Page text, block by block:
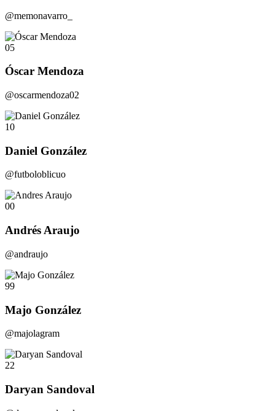
@memonavarro_
05
Óscar Mendoza
@oscarmendoza02
10
Daniel González
@futboloblicuo
00
Andrés Araujo
@andraujo
99
Majo González
@majolagram
22
Daryan Sandoval